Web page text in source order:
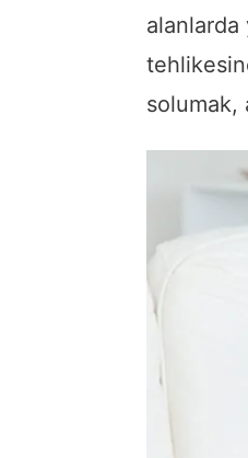
alanlarda
solumak,